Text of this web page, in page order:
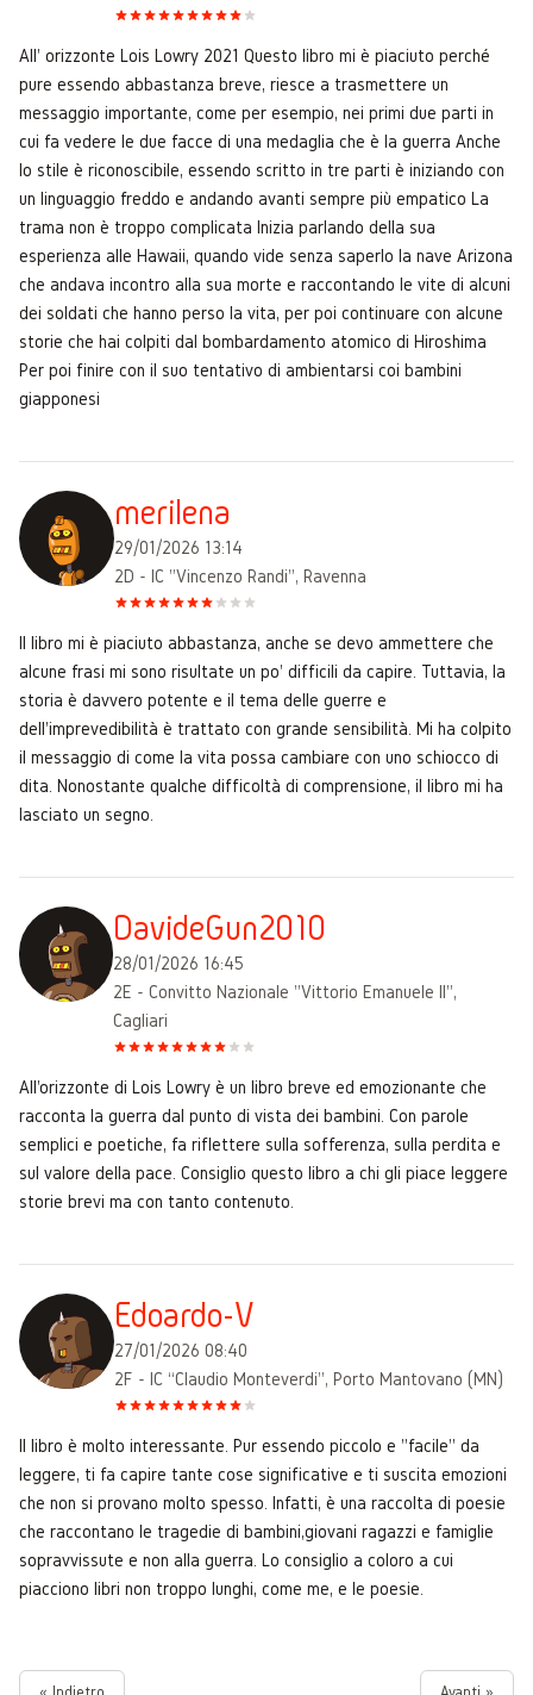
All' orizzonte Lois Lowry 2021 Questo libro mi è piaciuto perché
pure essendo abbastanza breve, riesce a trasmettere un
messaggio importante, come per esempio, nei primi due parti in
cui fa vedere le due facce di una medaglia che è la guerra Anche
lo stile è riconoscibile, essendo scritto in tre parti è iniziando con
un linguaggio freddo e andando avanti sempre più empatico La
trama non è troppo complicata Inizia parlando della sua
esperienza alle Hawaii, quando vide senza saperlo la nave Arizona
che andava incontro alla sua morte e raccontando le vite di alcuni
dei soldati che hanno perso la vita, per poi continuare con alcune
storie che hai colpiti dal bombardamento atomico di Hiroshima
Per poi finire con il suo tentativo di ambientarsi coi bambini
giapponesi
merilena
29/01/2026 13:14
2D - IC "Vincenzo Randi", Ravenna
Il libro mi è piaciuto abbastanza, anche se devo ammettere che
alcune frasi mi sono risultate un po' difficili da capire. Tuttavia, la
storia è davvero potente e il tema delle guerre e
dell'imprevedibilità è trattato con grande sensibilità. Mi ha colpito
il messaggio di come la vita possa cambiare con uno schiocco di
dita. Nonostante qualche difficoltà di comprensione, il libro mi ha
lasciato un segno.
DavideGun2010
28/01/2026 16:45
2E - Convitto Nazionale "Vittorio Emanuele II",
Cagliari
All'orizzonte di Lois Lowry è un libro breve ed emozionante che
racconta la guerra dal punto di vista dei bambini. Con parole
semplici e poetiche, fa riflettere sulla sofferenza, sulla perdita e
sul valore della pace. Consiglio questo libro a chi gli piace leggere
storie brevi ma con tanto contenuto.
Edoardo-V
27/01/2026 08:40
2F - IC “Claudio Monteverdi”, Porto Mantovano (MN)
Il libro è molto interessante. Pur essendo piccolo e "facile" da
leggere, ti fa capire tante cose significative e ti suscita emozioni
che non si provano molto spesso. Infatti, è una raccolta di poesie
che raccontano le tragedie di bambini,giovani ragazzi e famiglie
sopravvissute e non alla guerra. Lo consiglio a coloro a cui
piacciono libri non troppo lunghi, come me, e le poesie.